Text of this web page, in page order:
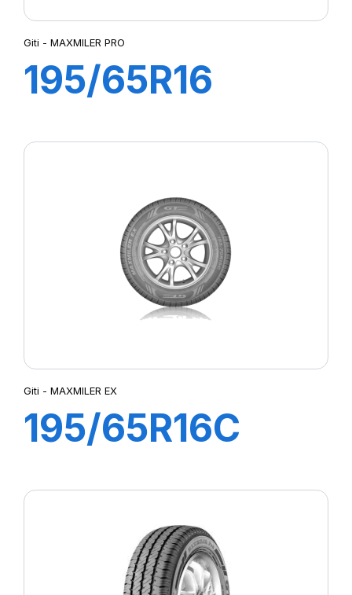
Giti - MAXMILER PRO
195/65R16
Giti - MAXMILER EX
195/65R16C
MAXMILER EX